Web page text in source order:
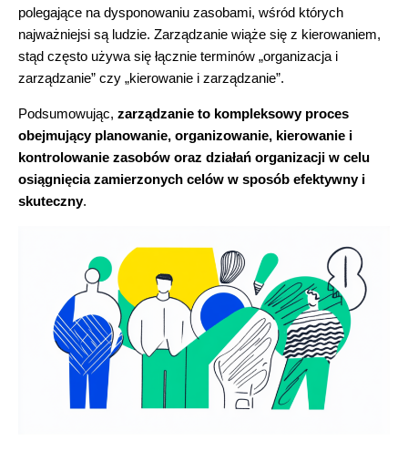
polegające na dysponowaniu zasobami, wśród których
najważniejsi są ludzie. Zarządzanie wiąże się z kierowaniem,
stąd często używa się łącznie terminów „organizacja i
zarządzanie” czy „kierowanie i zarządzanie”.
Podsumowując, zarządzanie to kompleksowy proces
obejmujący planowanie, organizowanie, kierowanie i
kontrolowanie zasobów oraz działań organizacji w celu
osiągnięcia zamierzonych celów w sposób efektywny i
skuteczny.